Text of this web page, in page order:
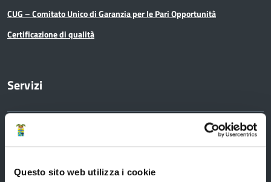
Questo sito web utilizza i cookie
CUG – Comitato Unico di Garanzia per le Pari Opportunità
Certificazione di qualità
Servizi
Servizi online
Modulistica
URP